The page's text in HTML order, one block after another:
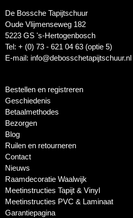
De Bossche Tapijtschuur
Oude Vlijmenseweg 182
5223 GS 's-Hertogenbosch
Tel: + (0) 73 - 621 04 63 (optie 5)
E-mail: info@debosschetapijtschuur.nl
Bestellen en registreren
Geschiedenis
Betaalmethodes
Bezorgen
Blog
Ruilen en retourneren
Contact
Nieuws
Raamdecoratie Waalwijk
Meetinstructies Tapijt & Vinyl
Meetinstructies PVC & Laminaat
Garantiepagina